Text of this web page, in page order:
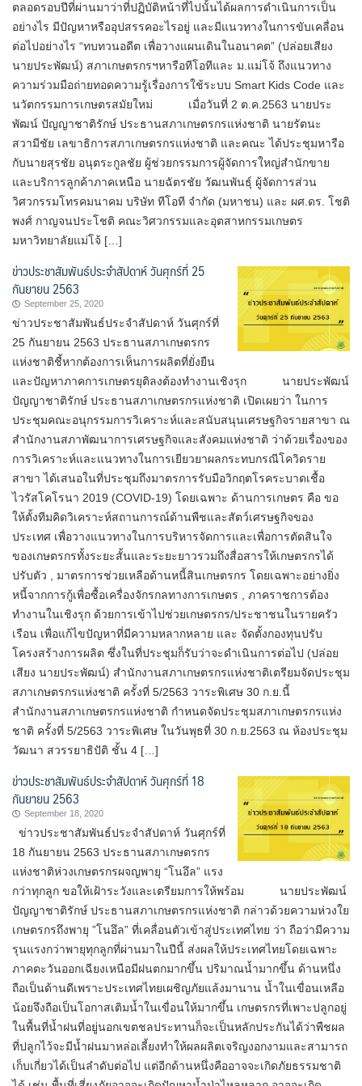
ตลอดรอบปีที่ผ่านมาว่าที่ปฏิบัติหน้าที่ไปนั้นได้ผลการดำเนินการเป็น
อย่างไร มีปัญหาหรืออุปสรรคอะไรอยู่ และมีแนวทางในการขับเคลื่อน
ต่อไปอย่างไร “ทบทวนอดีต เพื่อวางแผนเดินในอนาคต” (ปล่อยเสียง
นายประพัฒน์) สภาเกษตรกรฯหารือทีโอทีและ ม.แม่โจ้ ถึงแนวทาง
ความร่วมมือถ่ายทอดความรู้เรื่องการใช้ระบบ Smart Kids Code และ
นวัตกรรมการเกษตรสมัยใหม่ เมื่อวันที่ 2 ต.ค.2563 นายประ
พัฒน์ ปัญญาชาติรักษ์ ประธานสภาเกษตรกรแห่งชาติ นายรัตนะ
สวามีชัย เลขาธิการสภาเกษตรกรแห่งชาติ และคณะ ได้ประชุมหารือ
กับนายสุรชัย อนุตระกูลชัย ผู้ช่วยกรรมการผู้จัดการใหญ่สำนักขาย
และบริการลูกค้าภาคเหนือ นายฉัตรชัย วัฒนพันธุ์ ผู้จัดการส่วน
วิศวกรรมโทรคมนาคม บริษัท ทีโอที จำกัด (มหาชน) และ ผศ.ดร. โชติ
พงศ์ กาญจนประโชติ คณะวิศวกรรมและอุตสาหกรรมเกษตร
มหาวิทยาลัยแม่โจ้ […]
ข่าวประชาสัมพันธ์ประจำสัปดาห์ วันศุกร์ที่ 25
กันยายน 2563
September 25, 2020
ข่าวประชาสัมพันธ์ประจำสัปดาห์ วันศุกร์ที่
25 กันยายน 2563 ประธานสภาเกษตรกร
แห่งชาติชี้หากต้องการเห็นการผลิตที่ยั่งยืน
และปัญหาภาคการเกษตรยุติลงต้องทำงานเชิงรุก นายประพัฒน์
ปัญญาชาติรักษ์ ประธานสภาเกษตรกรแห่งชาติ เปิดเผยว่า ในการ
ประชุมคณะอนุกรรมการวิเคราะห์และสนับสนุนเศรษฐกิจรายสาขา ณ
สำนักงานสภาพัฒนาการเศรษฐกิจและสังคมแห่งชาติ ว่าด้วยเรื่องของ
การวิเคราะห์และแนวทางในการเยียวยาผลกระทบกรณีโควิดราย
สาขา ได้เสนอในที่ประชุมถึงมาตรการรับมือวิกฤตโรคระบาดเชื้อ
ไวรัสโคโรนา 2019 (COVID-19) โดยเฉพาะ ด้านการเกษตร คือ ขอ
ให้ตั้งทีมคิดวิเคราะห์สถานการณ์ด้านพืชและสัตว์เศรษฐกิจของ
ประเทศ เพื่อวางแนวทางในการบริหารจัดการและเพื่อการตัดสินใจ
ของเกษตรกรทั้งระยะสั้นและระยะยาวรวมถึงสื่อสารให้เกษตรกรได้
ปรับตัว , มาตรการช่วยเหลือด้านหนี้สินเกษตรกร โดยเฉพาะอย่างยิ่ง
หนี้จากการกู้เพื่อซื้อเครื่องจักรกลทางการเกษตร , ภาคราชการต้อง
ทำงานในเชิงรุก ด้วยการเข้าไปช่วยเกษตรกร/ประชาชนในรายครัว
เรือน เพื่อแก้ไขปัญหาที่มีความหลากหลาย และ จัดตั้งกองทุนปรับ
โครงสร้างการผลิต ซึ่งในที่ประชุมก็รับว่าจะดำเนินการต่อไป (ปล่อย
เสียง นายประพัฒน์) สำนักงานสภาเกษตรกรแห่งชาติเตรียมจัดประชุม
สภาเกษตรกรแห่งชาติ ครั้งที่ 5/2563 วาระพิเศษ 30 ก.ย.นี้
สำนักงานสภาเกษตรกรแห่งชาติ กำหนดจัดประชุมสภาเกษตรกรแห่ง
ชาติ ครั้งที่ 5/2563 วาระพิเศษ ในวันพุธที่ 30 ก.ย.2563 ณ ห้องประชุม
วัฒนา สวรรยาธิปัติ ชั้น 4 […]
ข่าวประชาสัมพันธ์ประจำสัปดาห์ วันศุกร์ที่ 18
กันยายน 2563
September 18, 2020
ข่าวประชาสัมพันธ์ประจำสัปดาห์ วันศุกร์ที่
18 กันยายน 2563 ประธานสภาเกษตรกร
แห่งชาติห่วงเกษตรกรผจญพายุ “โนอึล” แรง
กว่าทุกลูก ขอให้เฝ้าระวังและเตรียมการให้พร้อม นายประพัฒน์
ปัญญาชาติรักษ์ ประธานสภาเกษตรกรแห่งชาติ กล่าวด้วยความห่วงใย
เกษตรกรถึงพายุ ”โนอึล” ที่เคลื่อนตัวเข้าสู่ประเทศไทย ว่า ถือว่ามีความ
รุนแรงกว่าพายุทุกลูกที่ผ่านมาในปีนี้ ส่งผลให้ประเทศไทยโดยเฉพาะ
ภาคตะวันออกเฉียงเหนือมีฝนตกมากขึ้น ปริมาณน้ำมากขึ้น ด้านหนึ่ง
ถือเป็นด้านดีเพราะประเทศไทยเผชิญภัยแล้งมานาน น้ำในเขื่อนเหลือ
น้อยจึงถือเป็นโอกาสเติมน้ำในเขื่อนให้มากขึ้น เกษตรกรที่เพาะปลูกอยู่
ในพื้นที่น้ำฝนที่อยู่นอกเขตชลประทานก็จะเป็นหลักประกันได้ว่าพืชผล
ที่ปลูกไว้จะมีน้ำฝนมาหล่อเลี้ยงทำให้ผลผลิตเจริญงอกงามและสามารถ
เก็บเกี่ยวได้เป็นลำดับต่อไป แต่อีกด้านหนึ่งคืออาจจะเกิดภัยธรรมชาติ